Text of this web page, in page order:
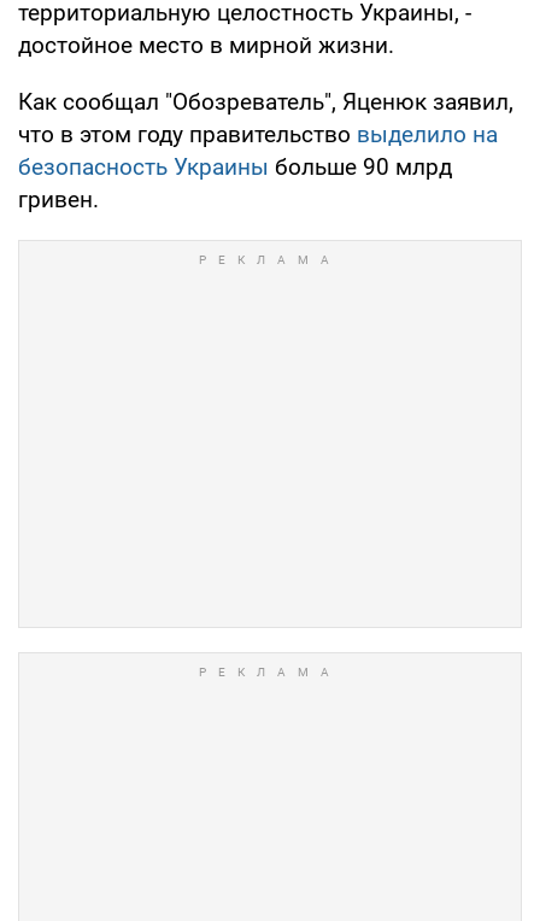
территориальную целостность Украины, -
достойное место в мирной жизни.
Как сообщал "Обозреватель", Яценюк заявил,
что в этом году правительство выделило на
безопасность Украины больше 90 млрд
гривен.